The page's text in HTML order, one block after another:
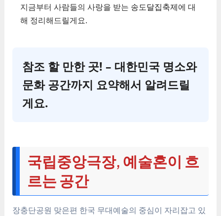
지금부터 사람들의 사랑을 받는 송도달집축제에 대
해 정리해드릴게요.
참조 할 만한 곳! – 대한민국 명소와
문화 공간까지 요약해서 알려드릴
게요.
국립중앙극장, 예술혼이 흐
르는 공간
장충단공원 맞은편 한국 무대예술의 중심이 자리잡고 있